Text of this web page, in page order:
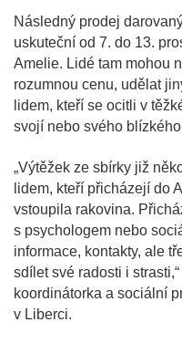
Následný prodej
uskuteční od 7. do 13.
Amelie. Lidé tam mohou
rozumnou cenu, udělat
lidem, kteří se ocitli v
svojí nebo svého
„Výtěžek ze sbírky již
lidem, kteří přicházejí do
vstoupila rakovina.
s psychologem nebo
informace, kontakty, ale
sdílet své radosti i
koordinátorka a sociální
v Liberci.